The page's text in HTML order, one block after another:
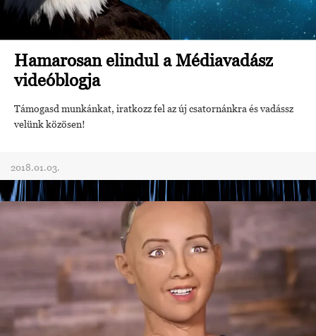
Hamarosan elindul a Médiavadász
videóblogja
Támogasd munkánkat, iratkozz fel az új csatornánkra és vadássz
velünk közösen!
2018.01.03.